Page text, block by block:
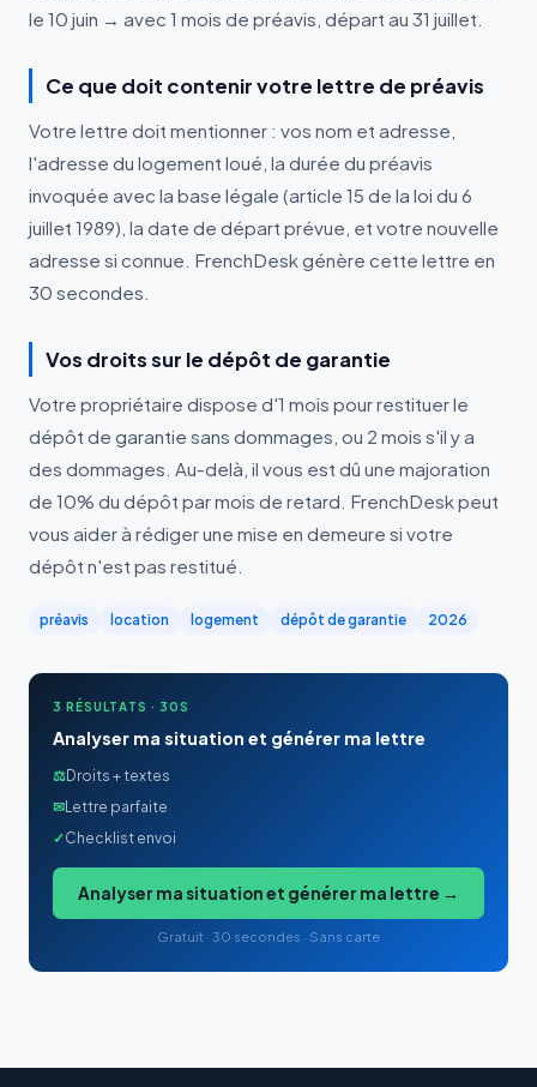
le 10 juin → avec 1 mois de préavis, départ au 31 juillet.
Ce que doit contenir votre lettre de préavis
Votre lettre doit mentionner : vos nom et adresse,
l'adresse du logement loué, la durée du préavis
invoquée avec la base légale (article 15 de la loi du 6
juillet 1989), la date de départ prévue, et votre nouvelle
adresse si connue. FrenchDesk génère cette lettre en
30 secondes.
Vos droits sur le dépôt de garantie
Votre propriétaire dispose d'1 mois pour restituer le
dépôt de garantie sans dommages, ou 2 mois s'il y a
des dommages. Au-delà, il vous est dû une majoration
de 10% du dépôt par mois de retard. FrenchDesk peut
vous aider à rédiger une mise en demeure si votre
dépôt n'est pas restitué.
préavis location logement dépôt de garantie 2026
3 RÉSULTATS · 30S
Analyser ma situation et générer ma lettre
⚖Droits + textes
✉Lettre parfaite
✓Checklist envoi
Analyser ma situation et générer ma lettre →
Gratuit · 30 secondes · Sans carte